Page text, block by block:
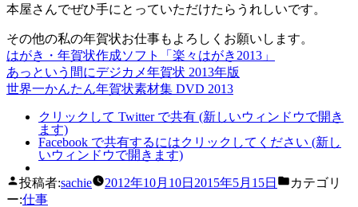
本屋さんでぜひ手にとっていただけたらうれしいです。
その他の私の年賀状お仕事もよろしくお願いします。
はがき・年賀状作成ソフト「楽々はがき2013」
あっという間にデジカメ年賀状 2013年版
世界一かんたん年賀状素材集 DVD 2013
クリックして Twitter で共有 (新しいウィンドウで開き
ます)
Facebook で共有するにはクリックしてください (新し
いウィンドウで開きます)
投稿者:sachie 2012年10月10日 2015年5月15日
カテゴリ
ー:仕事